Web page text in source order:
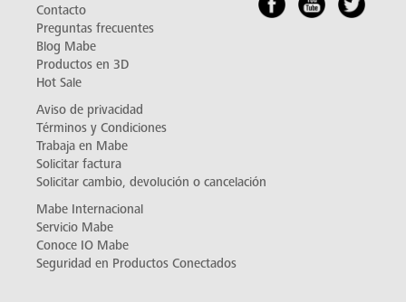
Contacto
Preguntas frecuentes
Blog Mabe
Productos en 3D
Hot Sale
Aviso de privacidad
Términos y Condiciones
Trabaja en Mabe
Solicitar factura
Solicitar cambio, devolución o cancelación
Mabe Internacional
Servicio Mabe
Conoce IO Mabe
Seguridad en Productos Conectados